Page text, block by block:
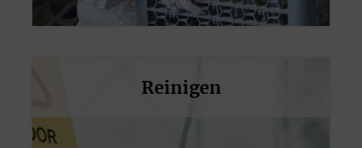
Descosept Sensitive 1 Liter Flasche
Sicherheit für alle
alkoholbeständigen Oberflächen.
Reinigen